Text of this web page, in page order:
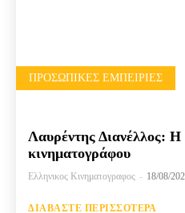
ΠΡΟΣΩΠΙΚΈΣ ΕΜΠΕΙΡΊΕΣ
Λαυρέντης Διανέλλος: Η
κινηματογράφου
Ελληνικος Κινηματογραφος - 18/08/
ΔΙΑΒΆΣΤΕ ΠΕΡΙΣΣΌΤΕΡΑ